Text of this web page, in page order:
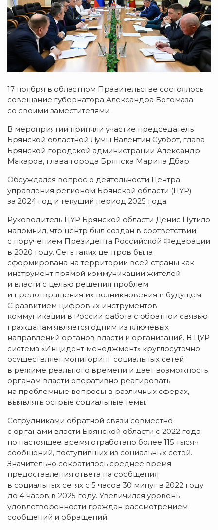
17 ноября в областном Правительстве состоялось
совещание губернатора Александра Богомаза
со своими заместителями.
В мероприятии приняли участие председатель
Брянской областной Думы Валентин Суббот, глава
Брянской городской администрации Александр
Макаров, глава города Брянска Марина Дбар.
Обсуждался вопрос о деятельности Центра
управления регионом Брянской области (ЦУР)
за 2024 год и текущий период 2025 года.
Руководитель ЦУР Брянской области Денис Путило
напомнил, что центр был создан в соответствии
с поручением Президента Российской Федерации
в 2020 году. Сеть таких центров была
сформирована на территории всей страны как
инструмент прямой коммуникации жителей
и власти с целью решения проблем
и предотвращения их возникновения в будущем.
С развитием цифровых инструментов
коммуникации в России работа с обратной связью
гражданам является одним из ключевых
направлений органов власти и организаций. В ЦУР
система «Инцидент менеджмент» круглосуточно
осуществляет мониторинг социальных сетей
в режиме реального времени и дает возможность
органам власти оперативно реагировать
на проблемные вопросы в различных сферах,
выявлять острые социальные темы.
Сотрудниками обратной связи совместно
с органами власти Брянской области с 2022 года
по настоящее время отработано более 115 тысяч
сообщений, поступивших из социальных сетей.
Значительно сократилось среднее время
предоставления ответа на сообщения
в социальных сетях с 5 часов 30 минут в 2022 году
до 4 часов в 2025 году. Увеличился уровень
удовлетворенности граждан рассмотрением
сообщений и обращений.